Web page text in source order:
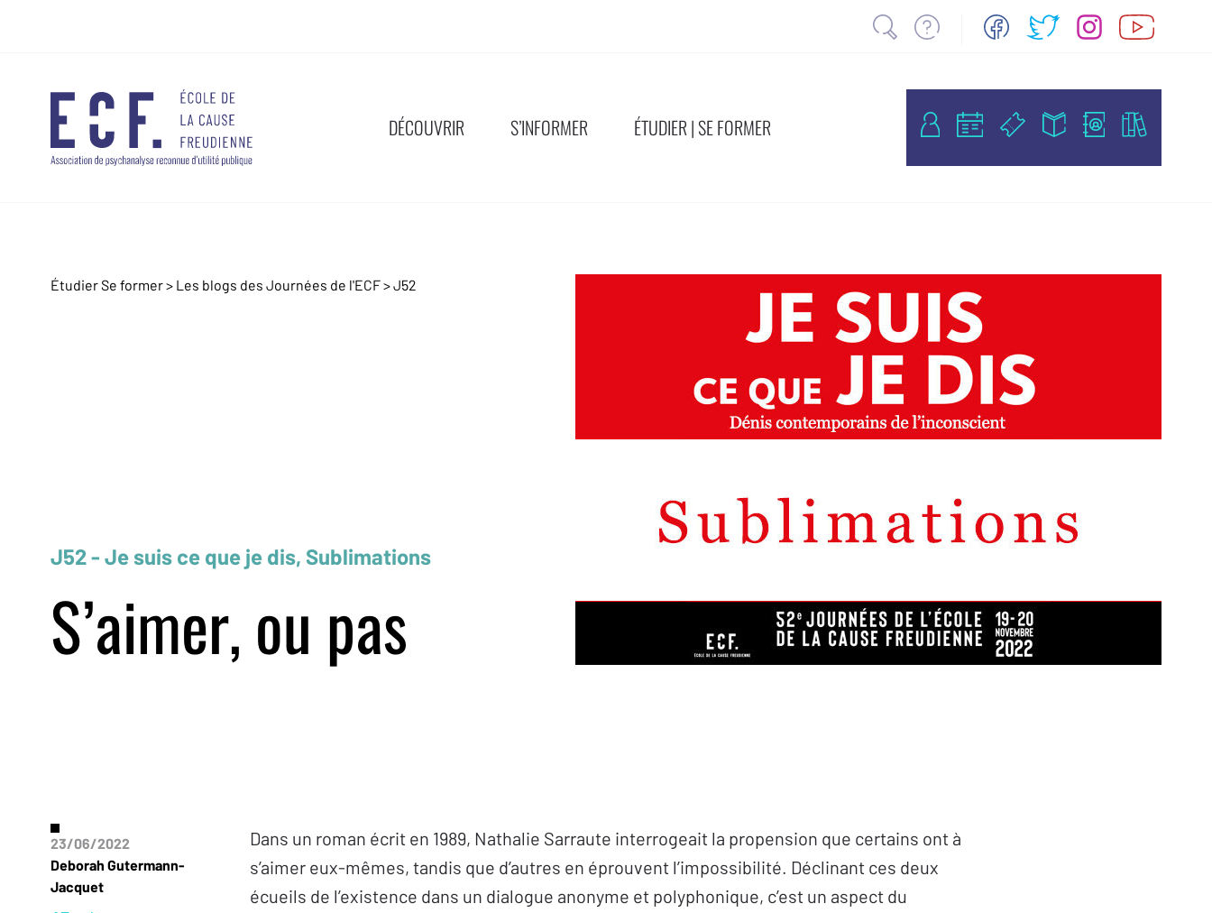
DÉCOUVRIR S’INFORMER ÉTUDIER | SE FORMER
Étudier Se former > Les blogs des Journées de l'ECF>J52
J52 - Je suis ce que je dis, Sublimations
S’aimer, ou pas
23/06/2022
Deborah Gutermann-
Jacquet
Dans un roman écrit en 1989, Nathalie Sarraute interrogeait la propension que certains ont à
s’aimer eux-mêmes, tandis que d’autres en éprouvent l’impossibilité. Déclinant ces deux
écueils de l’existence dans un dialogue anonyme et polyphonique, c’est un aspect du